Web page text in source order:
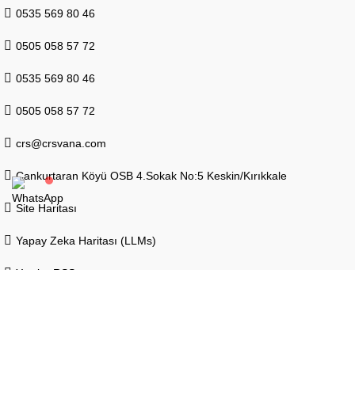
0535 569 80 46
0505 058 57 72
0535 569 80 46
0505 058 57 72
crs@crsvana.com
Cankurtaran Köyü OSB 4.Sokak No:5 Keskin/Kırıkkale
Site Haritası
Yapay Zeka Haritası (LLMs)
Yazılar RSS